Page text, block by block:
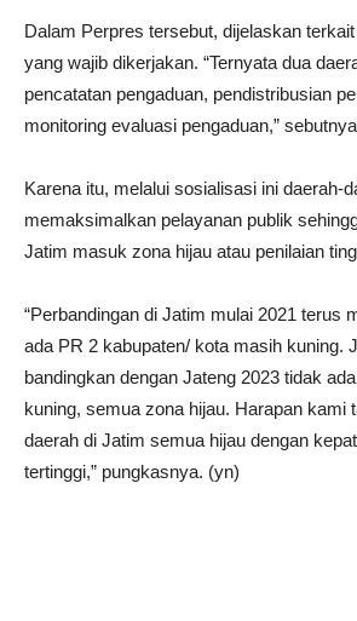
Dalam Perpres tersebut, dijelaskan
yang wajib dikerjakan. “Ternyata dua
pencatatan pengaduan, pendistribusian
monitoring evaluasi pengaduan,”
Karena itu, melalui sosialisasi ini daerah-
memaksimalkan pelayanan publik
Jatim masuk zona hijau atau penilaian
“Perbandingan di Jatim mulai 2021 terus
ada PR 2 kabupaten/ kota masih kuning.
bandingkan dengan Jateng 2023 tidak
kuning, semua zona hijau. Harapan kami
daerah di Jatim semua hijau dengan
tertinggi,” pungkasnya. (yn)